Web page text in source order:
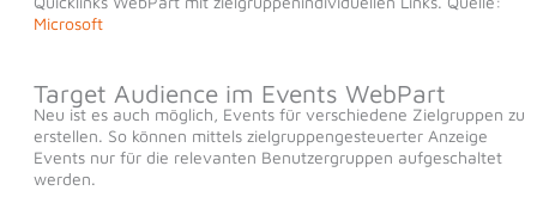
Microsoft
Target Audience im Events WebPart
Neu ist es auch möglich, Events für verschiedene Zielgruppen zu
erstellen. So können mittels zielgruppengesteuerter Anzeige
Events nur für die relevanten Benutzergruppen aufgeschaltet
werden.